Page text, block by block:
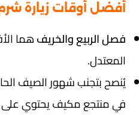
أفضل أوقات زيارة
فصل الربيع والخريفهما
المعتدل.
يُنصح بتجنب شهور الصيف
في منتجع مكيف يحتوي على